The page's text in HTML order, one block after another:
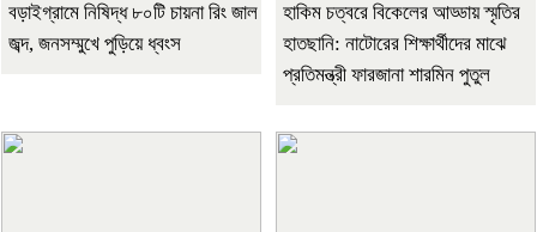
বড়াইগ্রামে নিষিদ্ধ ৮০টি চায়না রিং জাল
জব্দ, জনসম্মুখে পুড়িয়ে ধ্বংস
হাকিম চত্বরে বিকেলের আড্ডায় স্মৃতির
হাতছানি: নাটোরের শিক্ষার্থীদের মাঝে
প্রতিমন্ত্রী ফারজানা শারমিন পুতুল